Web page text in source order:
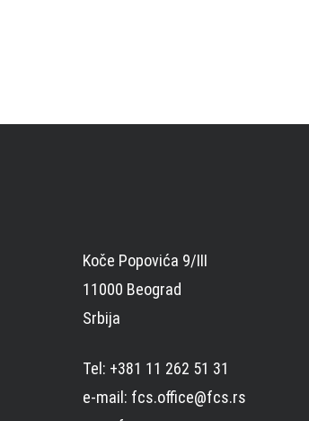
Koče Popovića 9/III
11000 Beograd
Srbija
Tel: +381 11 262 51 31
e-mail: fcs.office@fcs.rs